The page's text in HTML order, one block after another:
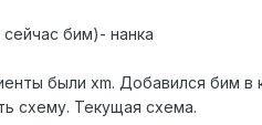
бим)- нанка
были xm. Добавился бим в
схему. Текущая схема.